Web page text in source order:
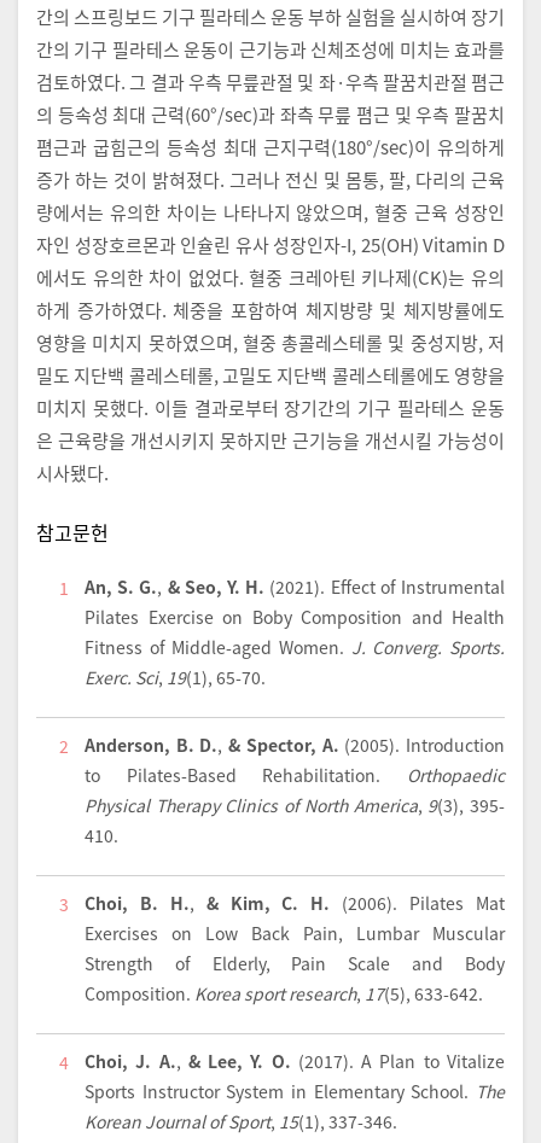
간의 스프링보드 기구 필라테스 운동 부하 실험을 실시하여 장기
간의 기구 필라테스 운동이 근기능과 신체조성에 미치는 효과를
검토하였다. 그 결과 우측 무릎관절 및 좌·우측 팔꿈치관절 폄근
의 등속성 최대 근력(60°/sec)과 좌측 무릎 폄근 및 우측 팔꿈치
폄근과 굽힘근의 등속성 최대 근지구력(180°/sec)이 유의하게
증가 하는 것이 밝혀졌다. 그러나 전신 및 몸통, 팔, 다리의 근육
량에서는 유의한 차이는 나타나지 않았으며, 혈중 근육 성장인
자인 성장호르몬과 인슐린 유사 성장인자-I, 25(OH) Vitamin D
에서도 유의한 차이 없었다. 혈중 크레아틴 키나제(CK)는 유의
하게 증가하였다. 체중을 포함하여 체지방량 및 체지방률에도
영향을 미치지 못하였으며, 혈중 총콜레스테롤 및 중성지방, 저
밀도 지단백 콜레스테롤, 고밀도 지단백 콜레스테롤에도 영향을
미치지 못했다. 이들 결과로부터 장기간의 기구 필라테스 운동
은 근육량을 개선시키지 못하지만 근기능을 개선시킬 가능성이
시사됐다.
참고문헌
1 An, S. G., & Seo, Y. H. (2021). Effect of Instrumental
Pilates Exercise on Boby Composition and Health
Fitness of Middle-aged Women. J. Converg. Sports.
Exerc. Sci, 19(1), 65-70.
2 Anderson, B. D.,& Spector, A. (2005). Introduction
to Pilates-Based Rehabilitation. Orthopaedic
Physical Therapy Clinics of North America, 9(3), 395-
410.
3 Choi, B. H., & Kim, C. H. (2006). Pilates Mat
Exercises on Low Back Pain, Lumbar Muscular
Strength of Elderly, Pain Scale and Body
Composition. Korea sport research, 17(5), 633-642.
4 Choi, J. A., & Lee, Y. O. (2017).A Plan to Vitalize
Sports Instructor System in Elementary School. The
Korean Journal of Sport, 15(1), 337-346.